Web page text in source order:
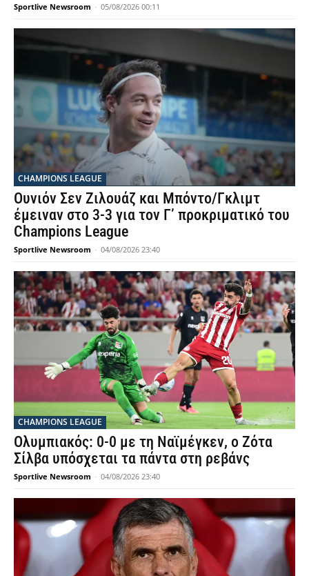
Sportlive Newsroom - 05/08/2026 00:11
CHAMPIONS LEAGUE
Ουνιόν Σεν Ζιλουάζ και Μπόντο/Γκλιμτ
έμειναν στο 3-3 για τον Γ’ προκριματικό του
Champions League
Sportlive Newsroom - 04/08/2026 23:40
CHAMPIONS LEAGUE
Ολυμπιακός: 0-0 με τη Ναϊμέγκεν, ο Ζότα
Σίλβα υπόσχεται τα πάντα στη ρεβάνς
Sportlive Newsroom - 04/08/2026 23:40